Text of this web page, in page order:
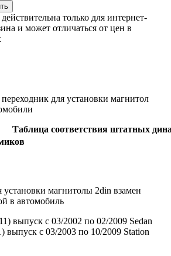
только для интернет-
и может отличаться от цен в
для установки магнитол
Таблица соответствия штатных
установки магнитолы 2din взамен
в автомобиль
выпуск с 03/2002 по 02/2009 Sedan
выпуск с 03/2003 по 10/2009 Station